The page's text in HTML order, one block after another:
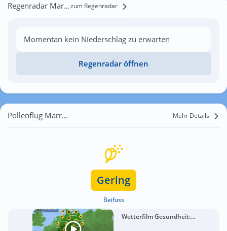
Regenradar Marruchinazum Regenradar
Momentan kein Niederschlag zu erwarten
Regenradar öffnen
Pollenflug Marruchina Mehr Details
Gering
Beifuss
Wetterfilm Gesundheit:...